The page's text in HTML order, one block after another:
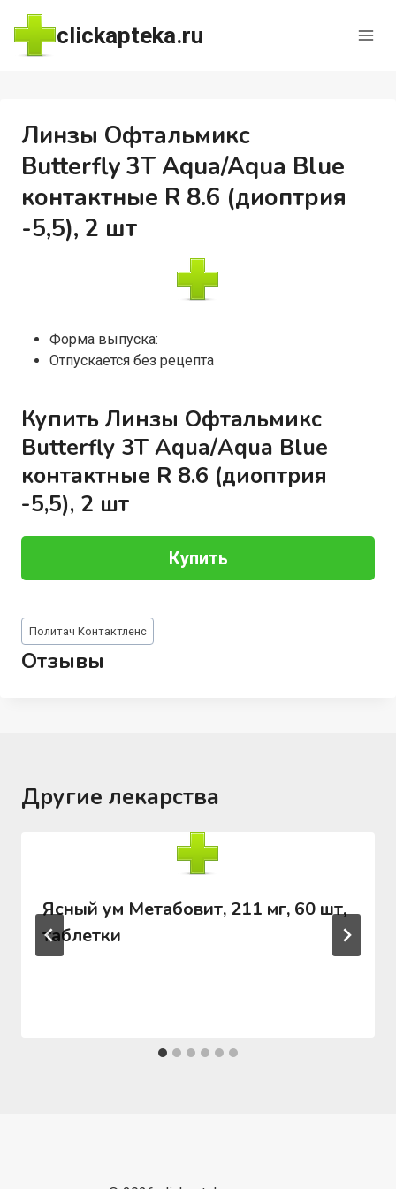
Перейти
содержимому
clickapteka.ru
Линзы Офтальмикс
Butterfly 3Т Aqua/Aqua Blue
контактные R 8.6 (диоптрия
-5,5), 2 шт
Форма выпуска:
Отпускается без рецепта
Купить Линзы Офтальмикс
Butterfly 3Т Aqua/Aqua Blue
контактные R 8.6 (диоптрия
-5,5), 2 шт
Купить
Метки
записи:
Политач Контактленс
Отзывы
Другие лекарства
Ясный ум Метабовит, 211 мг, 60 шт,
таблетки